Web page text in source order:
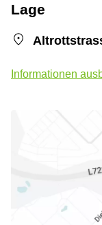
Lage
Informationen